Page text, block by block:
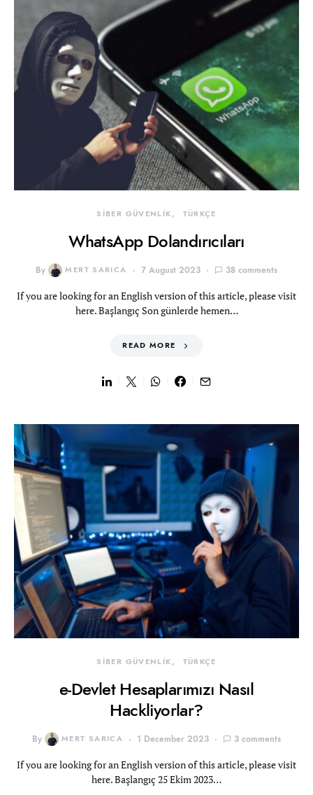
SİBER GÜVENLİK TÜRKÇE
WhatsApp Dolandırıcıları
By MERT SARICA 7 August 2023 38 comments
If you are looking for an English version of this article, please visit
here. Başlangıç Son günlerde hemen…
READ MORE
SİBER GÜVENLİK TÜRKÇE
e-Devlet Hesaplarımızı Nasıl
Hackliyorlar?
By MERT SARICA 1 December 2023 3 comments
If you are looking for an English version of this article, please visit
here. Başlangıç 25 Ekim 2023…